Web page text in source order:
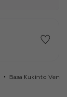
Ваза Kukinto Venini